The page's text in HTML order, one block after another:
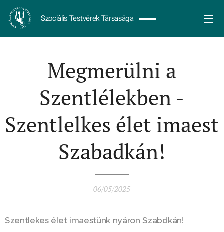
Szociális Testvérek Társasága
Megmerülni a
Szentlélekben -
Szentlelkes élet imaest
Szabadkán!
06/05/2025
Szentlekes élet imaestünk nyáron Szabdkán!